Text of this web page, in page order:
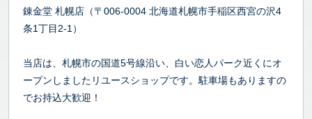
錬金堂 札幌店（〒006-0004 北海道札幌市手稲区西宮の沢4
条1丁目2-1）
当店は、札幌市の国道5号線沿い、白い恋人パーク近くにオ
ープンしましたリユースショップです。駐車場もありますの
でお持込大歓迎！